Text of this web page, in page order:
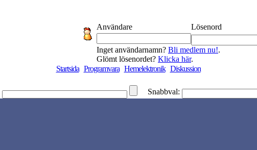
Användare
Lösenord
Inget användarnamn? Bli medlem nu!.
Glömt lösenordet? Klicka här.
Startsida Programvara Hemelektronik Diskussion
Snabbval: